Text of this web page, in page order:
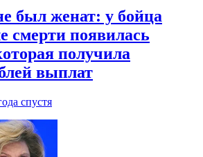
был женат: у бойца
смерти появилась
получила
выплат
спустя